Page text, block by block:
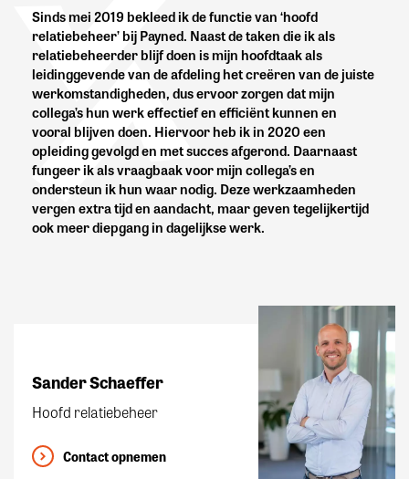
Sinds mei 2019 bekleed ik de functie van ‘hoofd
relatiebeheer’ bij Payned. Naast de taken die ik als
relatiebeheerder blijf doen is mijn hoofdtaak als
leidinggevende van de afdeling het creëren van de juiste
werkomstandigheden, dus ervoor zorgen dat mijn
collega’s hun werk effectief en efficiënt kunnen en
vooral blijven doen. Hiervoor heb ik in 2020 een
opleiding gevolgd en met succes afgerond. Daarnaast
fungeer ik als vraagbaak voor mijn collega’s en
ondersteun ik hun waar nodig. Deze werkzaamheden
vergen extra tijd en aandacht, maar geven tegelijkertijd
ook meer diepgang in dagelijkse werk.
Sander Schaeffer
Hoofd relatiebeheer
Contact opnemen